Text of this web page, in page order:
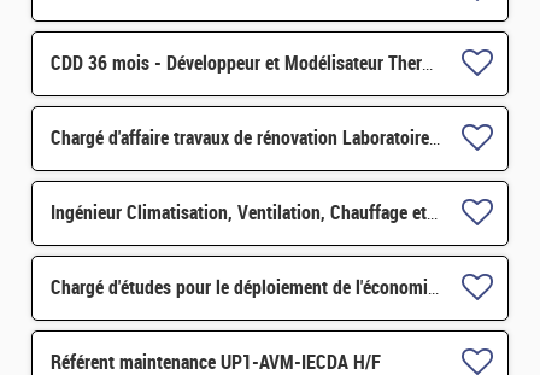
CDD 36 mois - Développeur et Modélisateur Thermomécanique H/F
Chargé d'affaire travaux de rénovation Laboratoire 109 H/F
Ingénieur Climatisation, Ventilation, Chauffage et Fluides H/F
Chargé d'études pour le déploiement de l'économie circulaire H/F
Référent maintenance UP1-AVM-IECDA H/F